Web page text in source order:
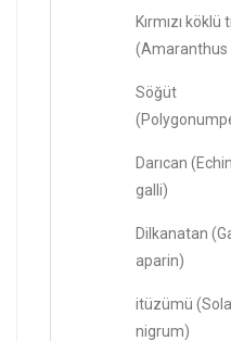
Kırmızı
(Amaranthus
Söğüt
Darıcan
galli)
Dilkanatan
aparin)
itüzümü
nigrum)